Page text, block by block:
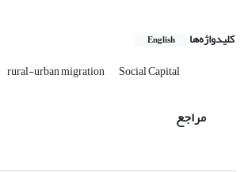
کلیدواژه‌ها English
rural-urban migration Social Capital
مراجع